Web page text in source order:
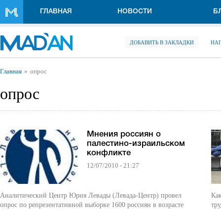
ГЛАВНАЯ НОВОСТИ
ДОБАВИТЬ В ЗАКЛАДКИ
Вы здесь
Главная опрос
опрос
Мнения россиян о
палестино-израильском
конфликте
12/07/2010 - 21:27
Аналитический Центр Юрия Левады (Левада-Центр) провел
опрос по репрезентативной выборке 1600 россиян в возрасте